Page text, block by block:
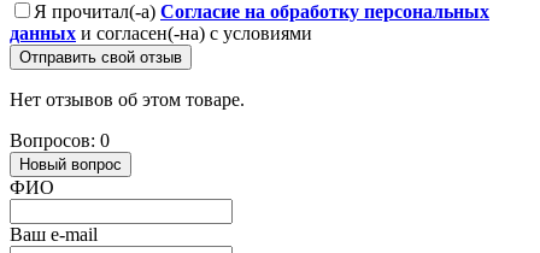
Я прочитал(-а) Согласие на обработку персональных
данных и согласен(-на) с условиями
Отправить свой отзыв
Нет отзывов об этом товаре.
Вопросов: 0
Новый вопрос
ФИО
Ваш e-mail